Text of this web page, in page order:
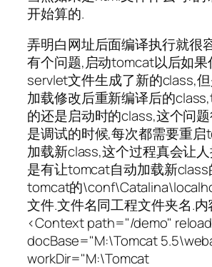
开始算的.
弄明白网址后面编译执行就很
有个问题,启动tomcat以后如果
servlet文件生成了新的class,
加载修改后重新编译后的
的还是启动时的class,这个问
是调试的时候,每次都需要重启
加载新class,这个过程真会让
是有让tomcat自动加载新
tomcat的
文件.文件名同工程文件夹名.
<Context path="/demo"
docBase="M:\Tomcat
workDir="M:\Tomcat